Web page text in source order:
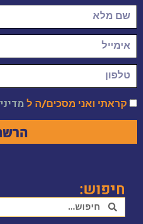
קראתי ואני מסכים/ה ל
חיפוש: